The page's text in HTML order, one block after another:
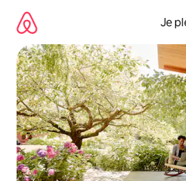
direct
naar
inhoud
Je